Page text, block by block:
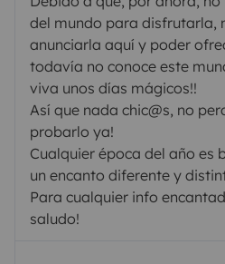
del mundo para disfrutarla,
anunciarla aquí y poder
todavía no conoce este
viva unos días mágicos!!
Así que nada chic@s, no
probarlo ya!
Cualquier época del año es
un encanto diferente y
Para cualquier info
saludo!